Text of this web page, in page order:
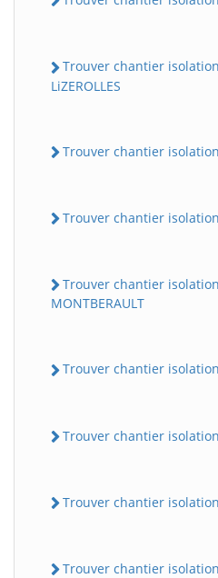
Trouver chantier isolation
LiZEROLLES
Trouver chantier isolation
Trouver chantier
Trouver chantier isolation
MONTBERAULT
Trouver chantier isolation
Trouver chantier isolation
Trouver chantier
Trouver chantier isolation